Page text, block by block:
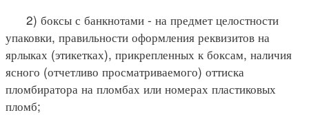
2) боксы с банкнотами - на предмет целостности
упаковки, правильности оформления реквизитов на
ярлыках (этикетках), прикрепленных к боксам, наличия
ясного (отчетливо просматриваемого) оттиска
пломбиратора на пломбах или номерах пластиковых
пломб;